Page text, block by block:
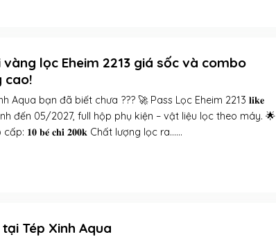
lọc Eheim 2213 giá sốc và combo
cao!
Aqua bạn đã biết chưa ??? 🚀 Pass Lọc Eheim 2213 𝐥𝐢𝐤𝐞
đến 05/2027, full hộp phụ kiện – vật liệu lọc theo máy. 🌟
𝟏𝟎 𝐛𝐞́ 𝐜𝐡𝐢̉ 𝟐𝟎𝟎𝐤 Chất lượng lọc ra......
tại Tép Xinh Aqua